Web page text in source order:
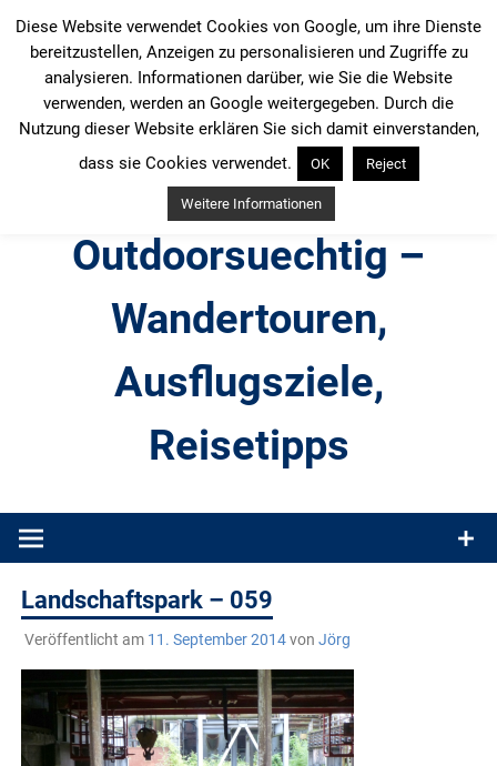
Inhalt
springen
Outdoorsuechtig –
Wandertouren,
Ausflugsziele,
Reisetipps
Produkttests und Buchrezensionen. Ein Blog für alle, die gern
Landschaftspark – 059
Veröffentlicht am 11. September 2014von Jörg
Diese Website verwendet Cookies von Google, um ihre Dienste
bereitzustellen, Anzeigen zu personalisieren und Zugriffe zu
analysieren. Informationen darüber, wie Sie die Website
verwenden, werden an Google weitergegeben. Durch die
Nutzung dieser Website erklären Sie sich damit einverstanden,
dass sie Cookies verwendet.
OK Reject
Weitere Informationen